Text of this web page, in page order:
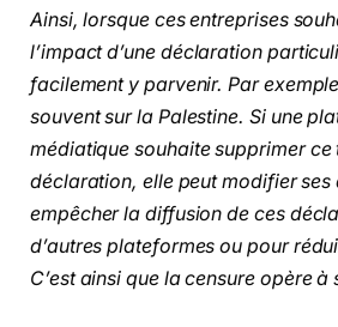
Ainsi, lorsque ces entreprises
l’impact d’une déclaration
facilement y parvenir. Par
souvent sur la Palestine. Si une
médiatique souhaite supprimer ce
déclaration, elle peut modifier
empêcher la diffusion de ces
d’autres plateformes ou pour
C’est ainsi que la censure opère